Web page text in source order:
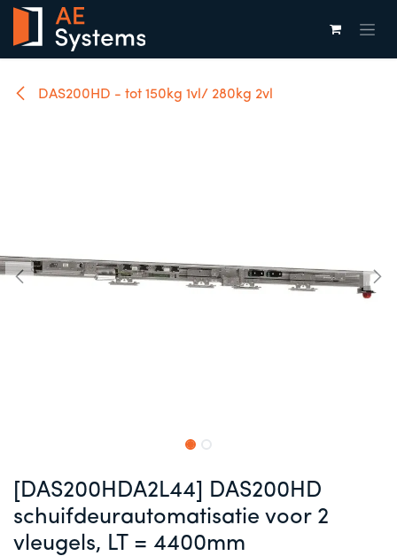
Overslaan naar inhoud
DAS200HD - tot 150kg 1vl/ 280kg 2vl
[DAS200HDA2L44] DAS200HD
schuifdeurautomatisatie voor 2
vleugels, LT = 4400mm